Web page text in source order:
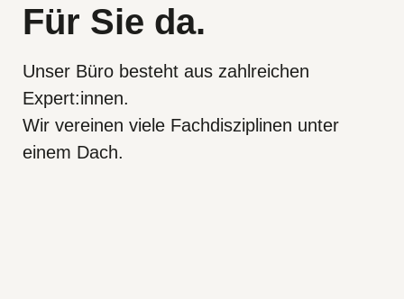
Für Sie da.
Unser Büro besteht aus zahlreichen
Expert:innen.
Wir vereinen viele Fachdisziplinen unter
einem Dach.